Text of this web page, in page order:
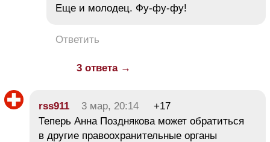
Еще и молодец. Фу-фу-фу!
Ответить
3 ответа →
rss911 3 мар, 20:14
+17
Теперь Анна Позднякова может обратиться
в другие правоохранительные органы